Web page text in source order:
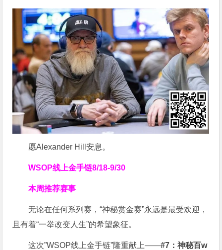
愿Alexander Hill安息。
WSOP线上金手链8/18-9/30
本周推荐赛事
无论在任何系列赛，“神秘赏金赛”永远是最受欢迎，
且有着“一举改变人生”的希望象征。
这次”WSOP线上金手链”隆重献上——#7：神秘百w